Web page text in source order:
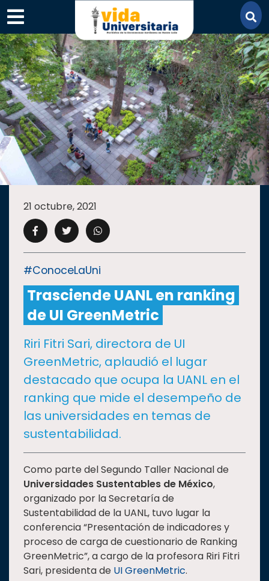
×
SECCIONES
ACADEMIA
CAMPUS UANL
CULTURA
I+D+IEXPERTOS
SALUD
SUSTENTABILIDAD
TEMAS
Oferta
educativa
Estudiantes
Rectoría
21 octubre, 2021
#ConoceLaUni
Trasciende UANL en ranking
de UI GreenMetric
Riri Fitri Sari, directora de UI
GreenMetric, aplaudió el lugar
destacado que ocupa la UANL en el
ranking que mide el desempeño de
las universidades en temas de
sustentabilidad.
Como parte del Segundo Taller Nacional de
Universidades Sustentables de México,
organizado por la Secretaría de
Sustentabilidad de la UANL, tuvo lugar la
conferencia “Presentación de indicadores y
proceso de carga de cuestionario de Ranking
GreenMetric”, a cargo de la profesora Riri Fitri
Sari, presidenta de UI GreenMetric.